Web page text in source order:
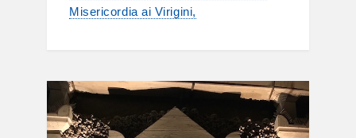
Misericordia ai Virigini,